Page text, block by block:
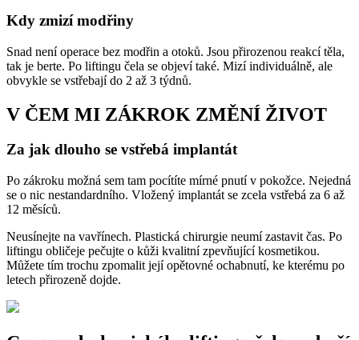
Kdy zmizí modřiny
Snad není operace bez modřin a otoků. Jsou přirozenou reakcí těla,
tak je berte. Po liftingu čela se objeví také. Mizí individuálně, ale
obvykle se vstřebají do 2 až 3 týdnů.
V ČEM MI ZÁKROK ZMĚNÍ ŽIVOT
Za jak dlouho se vstřebá implantát
Po zákroku možná sem tam pocítíte mírné pnutí v pokožce. Nejedná
se o nic nestandardního. Vložený implantát se zcela vstřebá za 6 až
12 měsíců.
Neusínejte na vavřínech. Plastická chirurgie neumí zastavit čas. Po
liftingu obličeje pečujte o kůži kvalitní zpevňující kosmetikou.
Můžete tím trochu zpomalit její opětovné ochabnutí, ke kterému po
letech přirozeně dojde.